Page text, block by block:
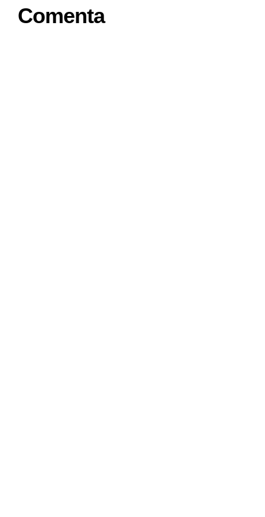
Comenta